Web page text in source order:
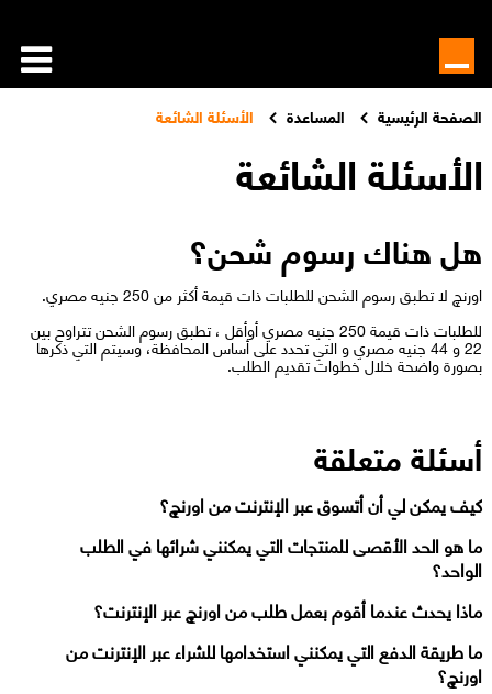
الصفحة الرئيسية المساعدة الأسئلة الشائعة
الأسئلة الشائعة
هل هناك رسوم شحن؟
اورنچ لا تطبق رسوم الشحن للطلبات ذات قيمة أكثر من 250 جنيه مصري.
للطلبات ذات قيمة 250 جنيه مصري أوأقل ، تطبق رسوم الشحن تتراوح بين
22 و 44 جنيه مصري و التي تحدد على أساس المحافظة، وسيتم التي ذكرها
بصورة واضحة خلال خطوات تقديم الطلب.
أسئلة متعلقة
كيف يمكن لي أن أتسوق عبر الإنترنت من اورنچ؟
ما هو الحد الأقصى للمنتجات التي يمكنني شرائها في الطلب
الواحد؟
ماذا يحدث عندما أقوم بعمل طلب من اورنچ عبر الإنترنت؟
ما طريقة الدفع التي يمكنني استخدامها للشراء عبر الإنترنت من
اورنچ؟